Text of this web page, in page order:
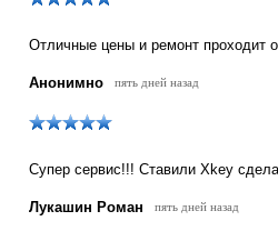
Отличные цены и ремонт проходит
Анонимно пять дней назад
Супер сервис!!! Ставили Xkey
Лукашин Роман пять дней назад